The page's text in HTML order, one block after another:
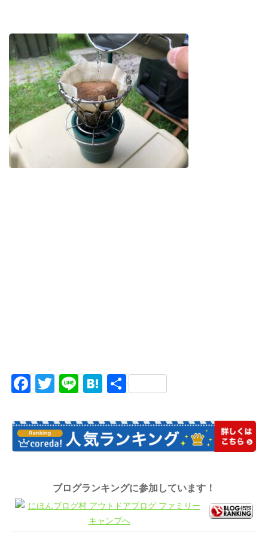
Facebook
Twitter
LineHatena
共
ブログランキングに参加しています！